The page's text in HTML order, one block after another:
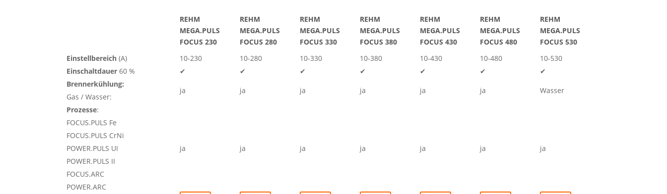
REHM
MEGA.PULS
FOCUS 230
REHM
MEGA.PULS
FOCUS 280
REHM
MEGA.PULS
FOCUS 330
REHM
MEGA.PULS
FOCUS 380
REHM
MEGA.PULS
FOCUS 430
REHM
MEGA.PULS
FOCUS 480
REHM
MEGA.PULS
FOCUS 530
Einstellbereich (A) 10-230 10-280 10-330 10-380 10-430 10-480
10-530
Einschaltdauer 60 % ✔ ✔ ✔ ✔ ✔ ✔
✔
Brennerkühlung:
Gas / Wasser:
ja ja ja ja ja ja Wasser
Prozesse:
FOCUS.PULS Fe
FOCUS.PULS CrNi
POWER.PULS UI
POWER.PULS II
FOCUS.ARC
POWER.ARC
ja ja ja ja ja ja ja